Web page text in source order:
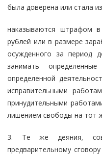
была доверена или стала
наказываются штрафом
рублей или в размере
осужденного за период
занимать
определенной
исправительными
принудительными
лишением свободы на тот
3. Те же деяния,
предварительному